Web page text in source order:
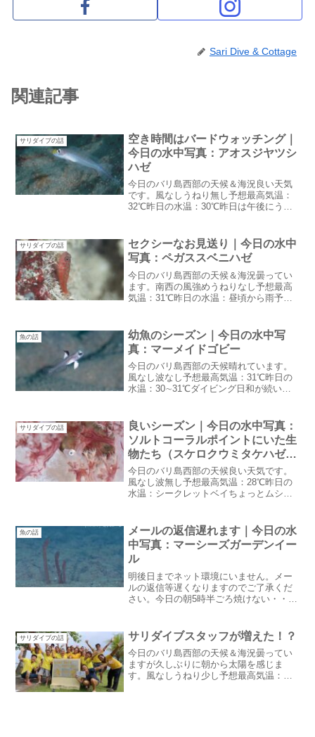
Sari Dive & Cottage
関連記事
サリダイブの話
空き時間はバードウォッチング｜
今日の水中写真：アオスジヤツシ
ハゼ
今日のバリ島西部の天候＆海況良い天気
です。風なしうねり無し予想最高気温：
32℃昨日の水温：30℃昨日は午後にうね
くちゃ空き時間はバードウォッチングに
ぎやかだったサリダイ...
サリダイブの話
セクシーなお見送り｜今日の水中
写真：ペガススベニハゼ
今日のバリ島西部の天候＆海況曇ってい
ます。南西の風強めうねりなし予想最高
気温：31℃昨日の水温：昼頃から雨予報
セクシーなお見送り今年もセクシーなお
見送りがありました：笑...
魚の話
幼魚のシーズン｜今日の水中写
真：マーメイドゴビー
今日のバリ島西部の天候晴れています。
風なし波なし予想最高気温：31℃昨日の
水温：30∼31℃ダイビング日和が続いて
ている感じ今頃幼魚のシーズン雨季に水
温が上がらなく今に...
サリダイブの話
良いシーズン｜今日の水中写真：
ソルトコーラルポイントにいた生
物たち（スケロクウミタケハゼ・
タコベラ・カワハギ・トガリモエ
ビ・イバラダツ）
今日のバリ島西部の天候良い天気です。
風なし波無し予想最高気温：28℃昨日の
水温：シークレットベイちょっとムシっ
らのゲストを連れてオーシャンライフの
中山大介君が来てくれ...
魚の話
メールの返信遅れます｜今日の水
中写真：マーシーズガーデンイー
ル
明後日までネット環境にいません。メー
ルの返信等遅くなりますのでご了承くだ
さい。今日の朝5時半ごろ焼けない・・・
デンイール迷路模様が格好いいマーシー
ズガーデンイールマーシー...
サリダイブの話 サリダイブスタッフが増えた！？
今日のバリ島西部の天候＆海況曇ってい
ますが久しぶりに朝から太陽を感じま
す。風なしうねり少し予想最高気温：